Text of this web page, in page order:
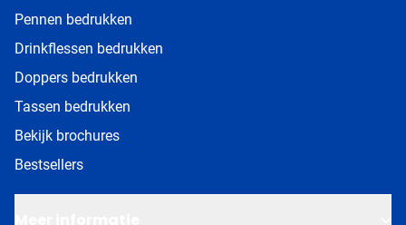
Pennen bedrukken
Drinkflessen bedrukken
Doppers bedrukken
Tassen bedrukken
Bekijk brochures
Bestsellers